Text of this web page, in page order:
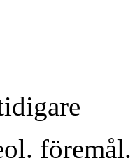
föremål.